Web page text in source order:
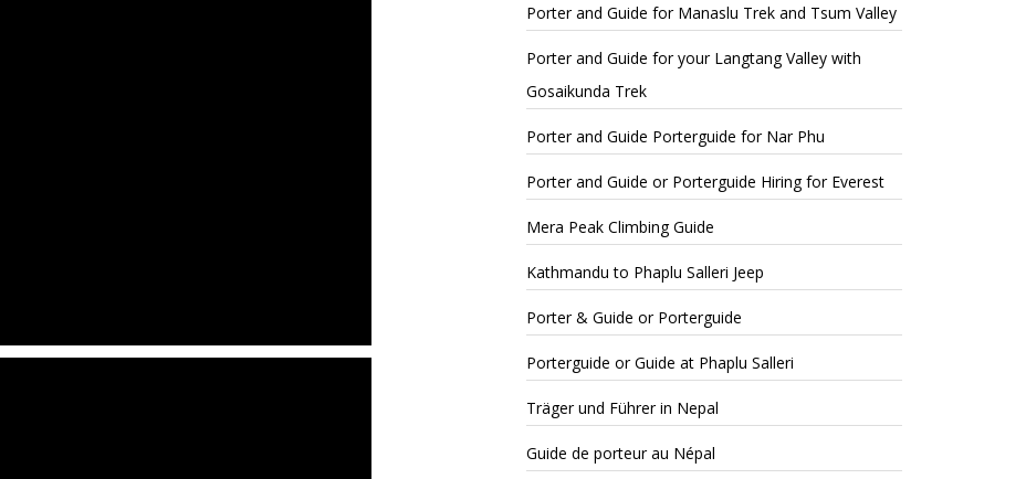
Porter and Guide for Manaslu Trek and Tsum Valley
Porter and Guide for your Langtang Valley with
Gosaikunda Trek
Porter and Guide Porterguide for Nar Phu
Porter and Guide or Porterguide Hiring for Everest
Mera Peak Climbing Guide
Kathmandu to Phaplu Salleri Jeep
Porter & Guide or Porterguide
Porterguide or Guide at Phaplu Salleri
Träger und Führer in Nepal
Guide de porteur au Népal